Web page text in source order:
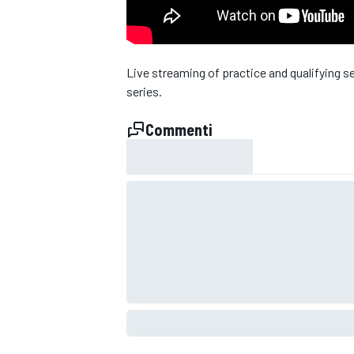
MONOPOSTO
Live streaming of practice and qualifying
series.
Commenti